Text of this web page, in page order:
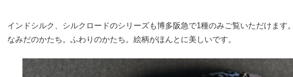
インドシルク、シルクロードのシリーズも博多阪急で1種のみご覧いただけます。
なみだのかたち。ふわりのかたち。絵柄がほんとに美しいです。